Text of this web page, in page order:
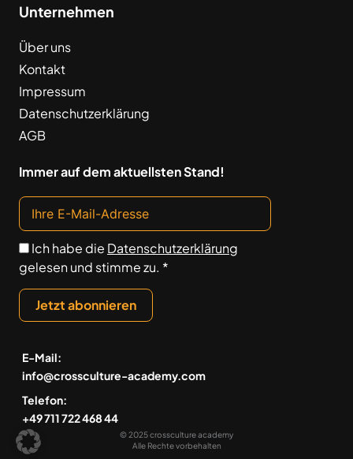
Unternehmen
Über uns
Kontakt
Impressum
Datenschutzerklärung
AGB
Immer auf dem aktuellsten Stand!
Ich habe die Datenschutzerklärung
gelesen und stimme zu. *
Jetzt abonnieren
E-Mail:
info@crossculture-academy.com
Telefon:
+49 711 722 468 44
© 2025 crossculture academy
Alle Rechte vorbehalten